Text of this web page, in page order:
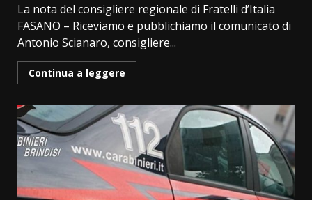
La nota del consigliere regionale di Fratelli d’Italia
FASANO – Riceviamo e pubblichiamo il comunicato di
Antonio Scianaro, consigliere...
Continua a leggere